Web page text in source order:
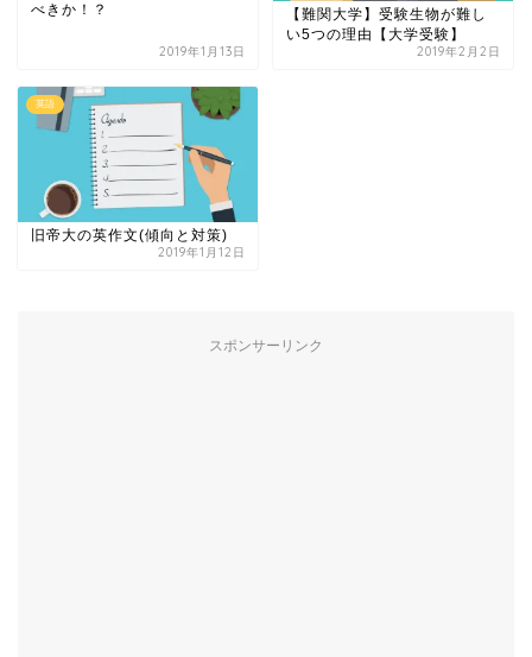
べきか！？
2019年1月13日
【難関大学】受験生物が難し
い5つの理由【大学受験】
2019年2月2日
英語
旧帝大の英作文(傾向と対策)
2019年1月12日
スポンサーリンク